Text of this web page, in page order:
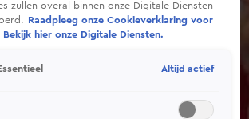
zullen overal binnen onze Digitale Diensten
Raadpleeg onze Cookieverklaring voor
Bekijk hier onze Digitale Diensten.
Altijd actief